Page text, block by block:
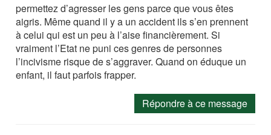
permettez d’agresser les gens parce que vous êtes
aigris. Même quand il y a un accident ils s’en prennent
à celui qui est un peu à l’aise financièrement. Si
vraiment l’Etat ne puni ces genres de personnes
l’incivisme risque de s’aggraver. Quand on éduque un
enfant, il faut parfois frapper.
Répondre à ce message